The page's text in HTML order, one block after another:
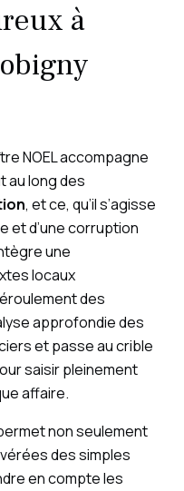
à
NOEL accompagne
au long des
, et ce, qu’il s’agisse
et d’une corruption
une
locaux
des
approfondie des
et passe au crible
saisir pleinement
affaire.
non seulement
des simples
en compte les